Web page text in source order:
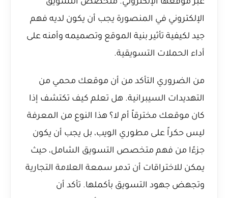
عبر موقعها الإلكتروني. متخصص التسويق
الإلكتروني في المنصورة يجب أن يكون لديه فهم
جيد لكيفية تأثير بنية الموقع وتصميمه وأمنه على
أداء الحملات التسويقية.
من الضروري التأكد من أن موقعك محمي من
التهديدات السيبرانية. هل تعلم كيف تكتشف إذا
كان موقعك مخترقاً أم لا؟ هذا النوع من المعرفة
ليس حكراً على مطوري الويب، بل يجب أن يكون
جزءًا من فهم متخصص التسويق الشامل، حيث
يمكن للاختراقات أن تدمر سمعة العلامة التجارية
وتجهض جهود التسويق بأكملها. تأكد أن